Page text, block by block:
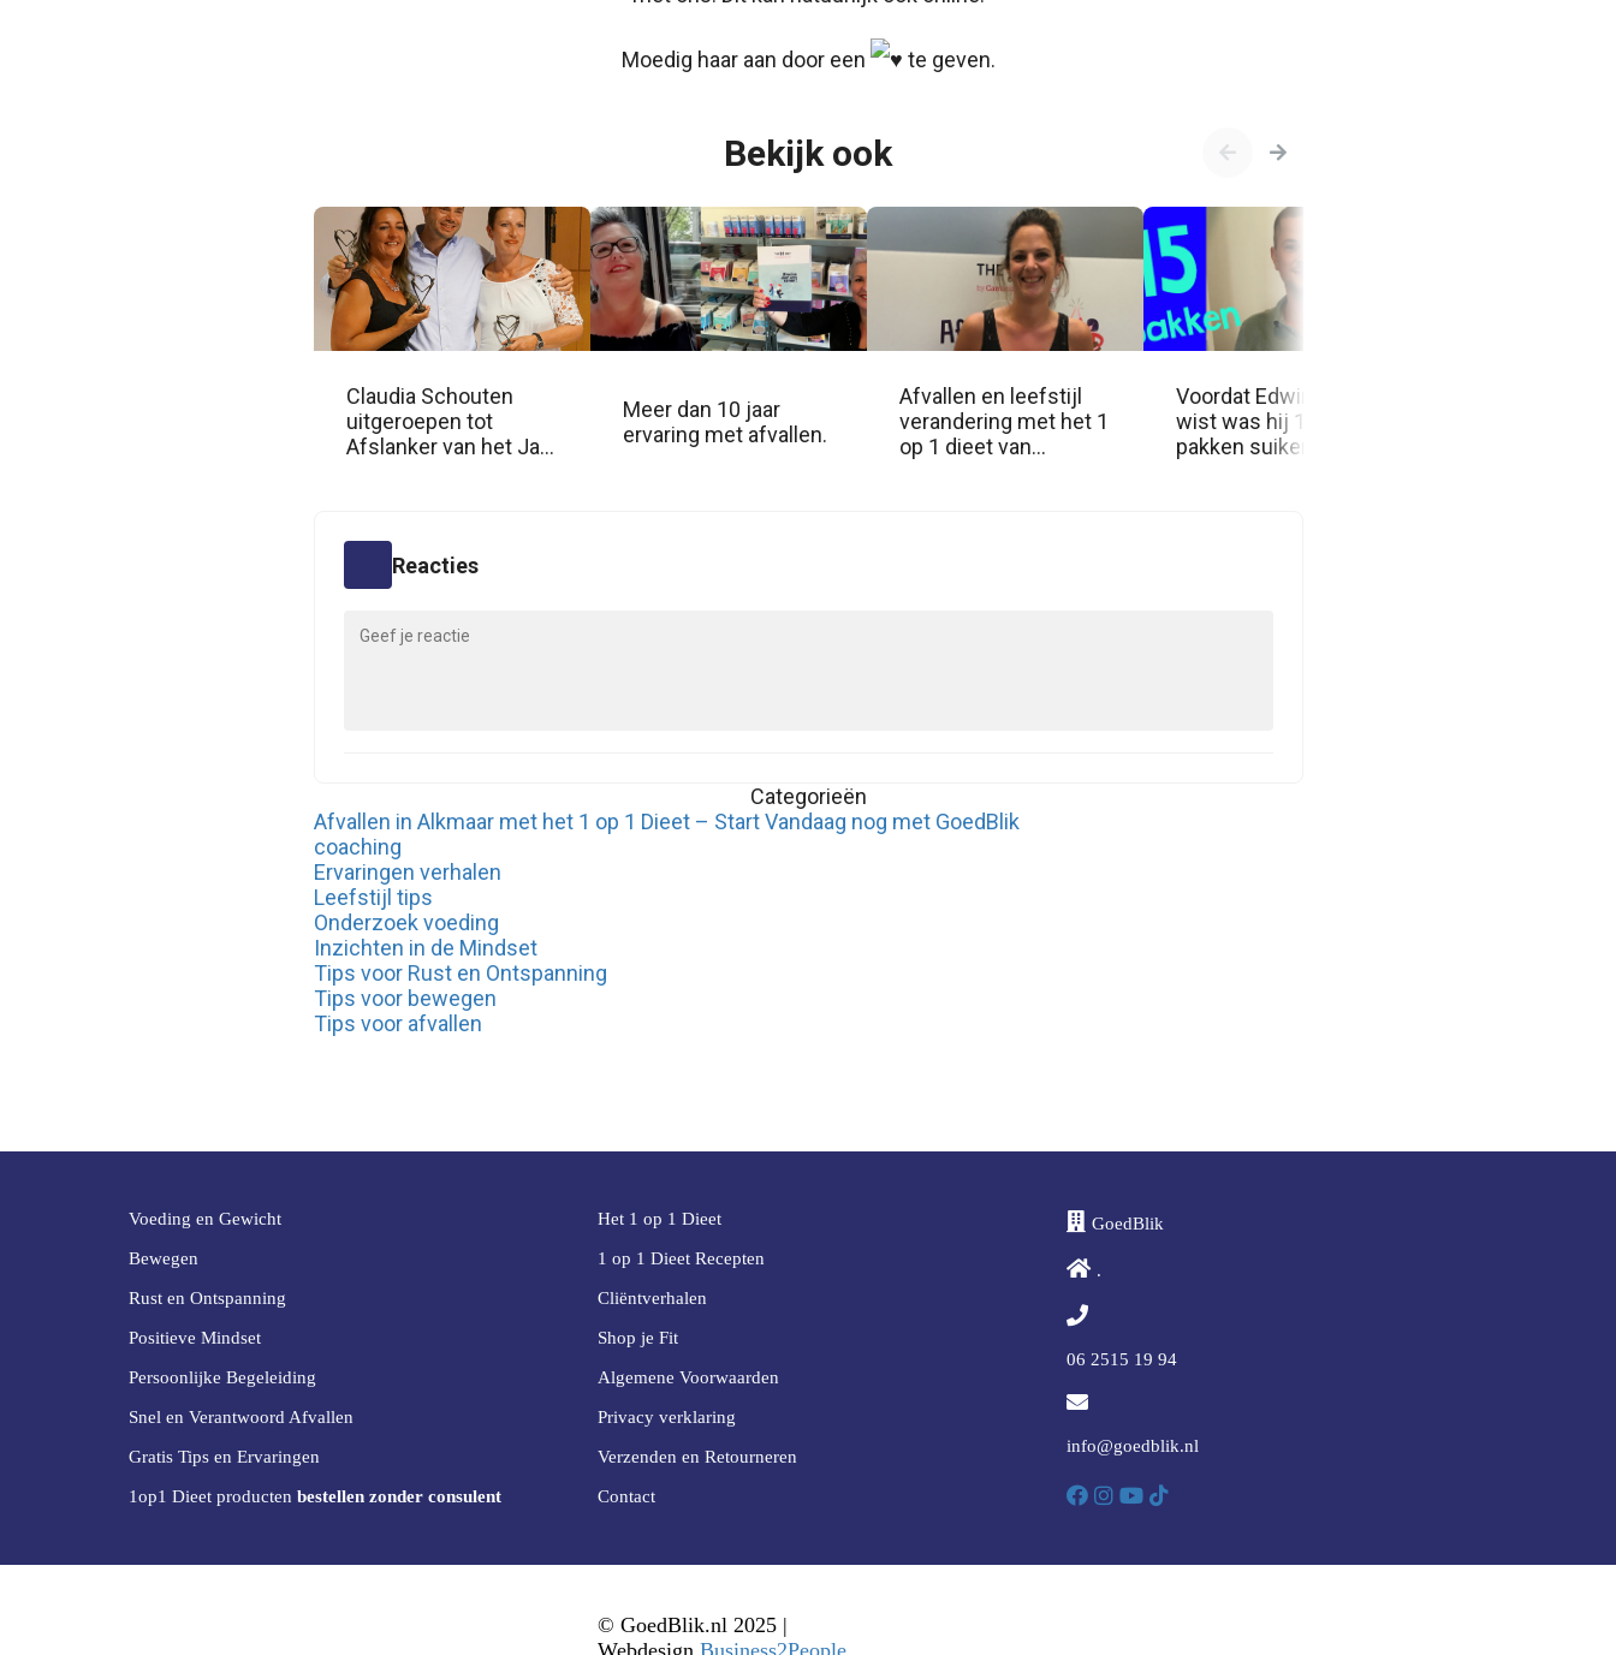
Moedig haar aan door een te geven.
Bekijk ook
Claudia Schouten
uitgeroepen tot
Afslanker van het Jaar
Meer dan 10 jaar
ervaring met afvallen.
Afvallen en leefstijl
verandering met het 1
op 1 dieet van
Voordat Edwin het
wist was hij 15
pakken suiker kwijt.
Reacties
Categorieën
Afvallen in Alkmaar met het 1 op 1 Dieet – Start Vandaag nog met GoedBlik
coaching
Ervaringen verhalen
Leefstijl tips
Onderzoek voeding
Inzichten in de Mindset
Tips voor Rust en Ontspanning
Tips voor bewegen
Tips voor afvallen
Voeding en Gewicht
Bewegen
Rust en Ontspanning
Positieve Mindset
Persoonlijke Begeleiding
Snel en Verantwoord Afvallen
Gratis Tips en Ervaringen
1op1 Dieet producten bestellen zonder consulent
Het 1 op 1 Dieet
1 op 1 Dieet Recepten
Cliëntverhalen
Shop je Fit
Algemene Voorwaarden
Privacy verklaring
Verzenden en Retourneren
Contact
GoedBlik
.
06 2515 19 94
info@goedblik.nl
© GoedBlik.nl 2025 |
Webdesign Business2People